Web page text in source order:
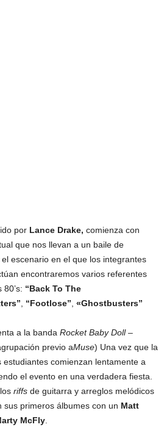
por Lance Drake, comienza con
que nos llevan a un baile de
escenario en el que los integrantes
encontraremos varios referentes
“Back To The
“Footlose” «Ghostbusters”
a la banda Rocket Baby Doll–
previo aMuse) Una vez que la
estudiantes comienzan lentamente a
el evento en una verdadera fiesta.
riffs de guitarra y arreglos melódicos
sus primeros álbumes con un Matt
McFly